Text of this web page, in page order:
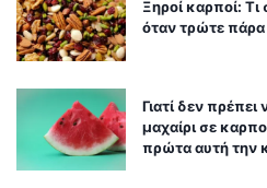
Ξηροί καρποί:
όταν τρώτε
Γιατί δεν
μαχαίρι σε
πρώτα αυτή την